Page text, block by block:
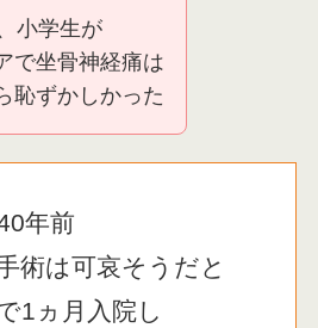
小学生が
で坐骨神経痛は
恥ずかしかった
年前
術は可哀そうだと
1ヵ月入院し